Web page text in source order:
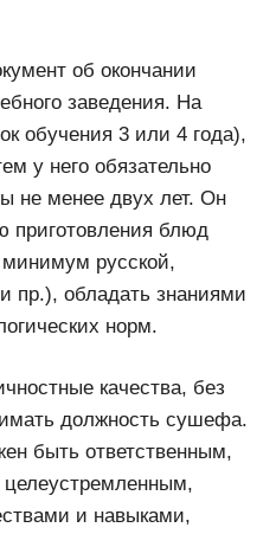
об окончании
заведения. На
обучения 3 или 4 года),
у него обязательно
не менее двух лет. Он
приготовления блюд
минимум русской,
пр.), обладать знаниями
норм.
качества, без
должность сушефа.
быть ответственным,
и навыками,